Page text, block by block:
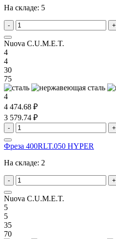
На складе: 5
- +
Nuova C.U.M.E.T.
4
4
30
75
4
4 474.68 ₽
3 579.74 ₽
- +
Фреза 400RLT.050 HYPER
На складе: 2
- +
Nuova C.U.M.E.T.
5
5
35
70